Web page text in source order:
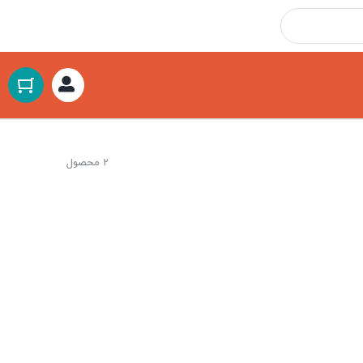
2 محصول